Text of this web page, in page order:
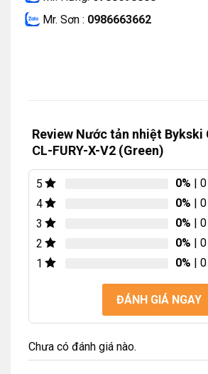
Mr. Sơn : 0986663662
Review Nước tản nhiệt
CL-FURY-X-V2 (Green)
5 0% |
4
0% |
3
0% |
2
0% |
1
0% |
ĐÁNH GIÁ NGAY
Chưa có đánh giá nào.